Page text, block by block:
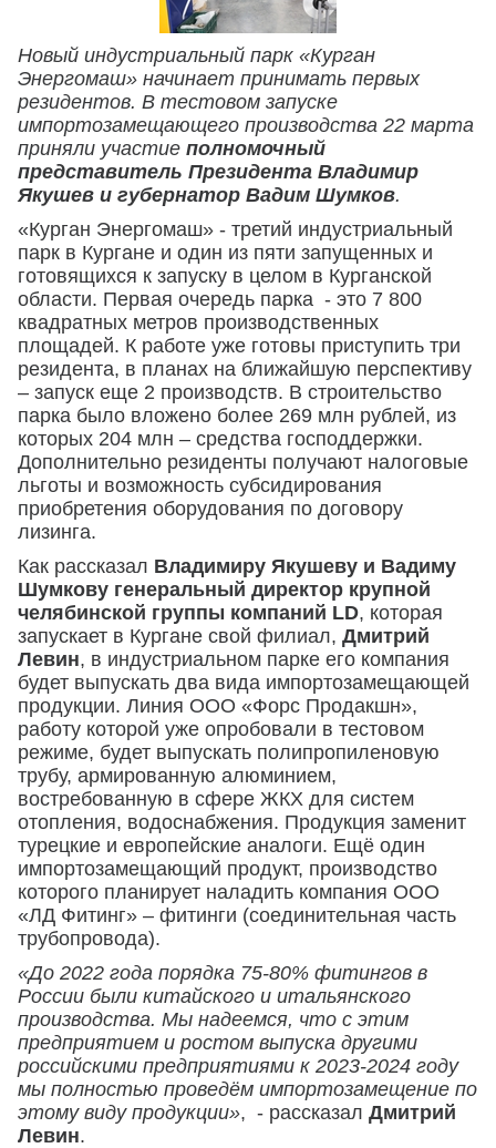
Новый индустриальный парк «Курган
Энергомаш» начинает принимать первых
резидентов. В тестовом запуске
импортозамещающего производства 22 марта
приняли участие полномочный
представитель Президента Владимир
Якушев и губернатор Вадим Шумков.
«Курган Энергомаш» - третий индустриальный
парк в Кургане и один из пяти запущенных и
готовящихся к запуску в целом в Курганской
области. Первая очередь парка - это 7 800
квадратных метров производственных
площадей. К работе уже готовы приступить три
резидента, в планах на ближайшую перспективу
– запуск еще 2 производств. В строительство
парка было вложено более 269 млн рублей, из
которых 204 млн – средства господдержки.
Дополнительно резиденты получают налоговые
льготы и возможность субсидирования
приобретения оборудования по договору
лизинга.
Как рассказал Владимиру Якушеву и Вадиму
Шумкову генеральный директор крупной
челябинской группы компаний LD, которая
запускает в Кургане свой филиал, Дмитрий
Левин, в индустриальном парке его компания
будет выпускать два вида импортозамещающей
продукции. Линия ООО «Форс Продакшн»,
работу которой уже опробовали в тестовом
режиме, будет выпускать полипропиленовую
трубу, армированную алюминием,
востребованную в сфере ЖКХ для систем
отопления, водоснабжения. Продукция заменит
турецкие и европейские аналоги. Ещё один
импортозамещающий продукт, производство
которого планирует наладить компания ООО
«ЛД Фитинг» – фитинги (соединительная часть
трубопровода).
«До 2022 года порядка 75-80% фитингов в
России были китайского и итальянского
производства. Мы надеемся, что с этим
предприятием и ростом выпуска другими
российскими предприятиями к 2023-2024 году
мы полностью проведём импортозамещение по
этому виду продукции», - рассказал Дмитрий
Левин.